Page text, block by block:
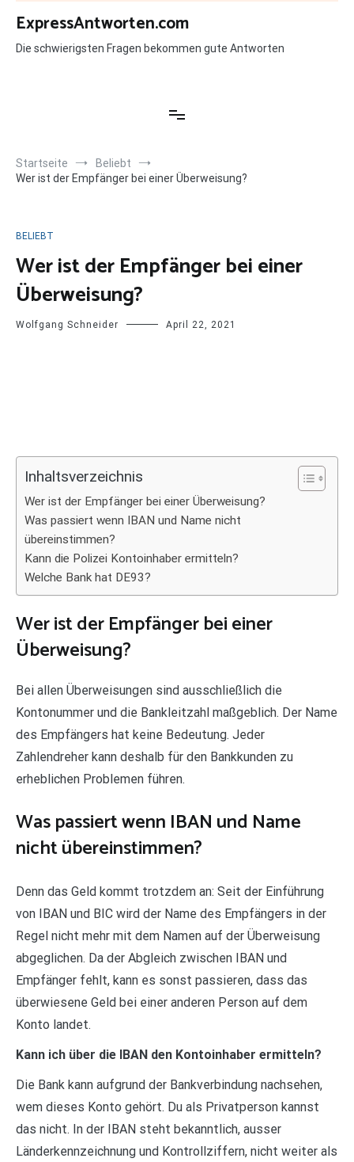
Zum
Inhalt
springen
ExpressAntworten.com
Die schwierigsten Fragen bekommen gute Antworten
Startseite
Beliebt
Wer ist der Empfänger bei einer Überweisung?
BELIEBT
Wer ist der Empfänger bei einer
Überweisung?
Wolfgang Schneider April 22, 2021
Inhaltsverzeichnis
Wer ist der Empfänger bei einer Überweisung?
Was passiert wenn IBAN und Name nicht
übereinstimmen?
Kann die Polizei Kontoinhaber ermitteln?
Welche Bank hat DE93?
Wer ist der Empfänger bei einer
Überweisung?
Bei allen Überweisungen sind ausschließlich die
Kontonummer und die Bankleitzahl maßgeblich. Der Name
des Empfängers hat keine Bedeutung. Jeder
Zahlendreher kann deshalb für den Bankkunden zu
erheblichen Problemen führen.
Was passiert wenn IBAN und Name
nicht übereinstimmen?
Denn das Geld kommt trotzdem an: Seit der Einführung
von IBAN und BIC wird der Name des Empfängers in der
Regel nicht mehr mit dem Namen auf der Überweisung
abgeglichen. Da der Abgleich zwischen IBAN und
Empfänger fehlt, kann es sonst passieren, dass das
überwiesene Geld bei einer anderen Person auf dem
Konto landet.
Kann ich über die IBAN den Kontoinhaber ermitteln?
Die Bank kann aufgrund der Bankverbindung nachsehen,
wem dieses Konto gehört. Du als Privatperson kannst
das nicht. In der IBAN steht bekanntlich, ausser
Länderkennzeichnung und Kontrollziffern, nicht weiter als